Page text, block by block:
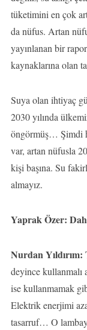
tüketimini en çok
da nüfus. Artan
yayınlanan bir
kaynaklarına olan
Suya olan ihtiyaç
2030 yılında
öngörmüş… Şimdi
var, artan nüfusla
kişi başına. Su
almayız.
Yaprak Özer:
Nurdan Yıldırım:
deyince kullanmalı
ise kullanmamak
Elektrik enerjimi
tasarruf… O